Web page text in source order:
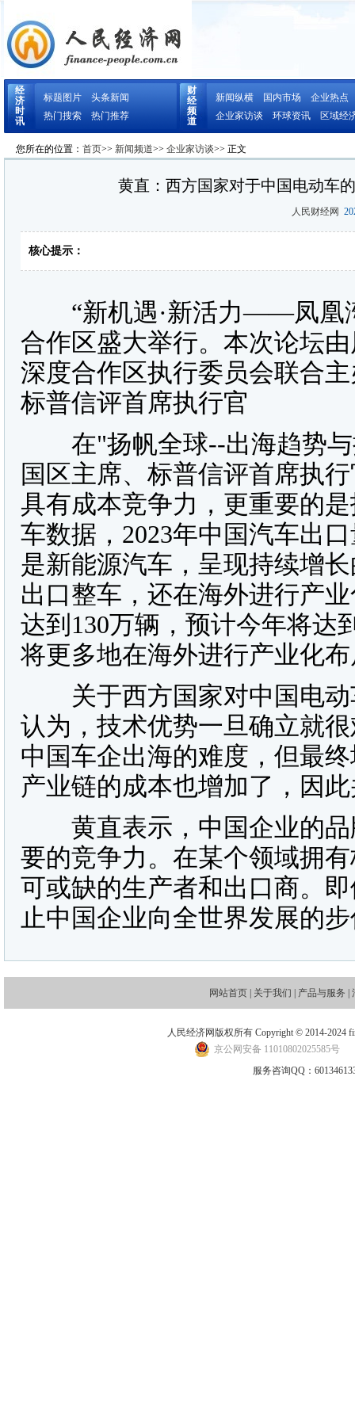
经
济
时
讯
标题图片
头条新闻
热门搜索
热门推荐
财
经
频
道
新闻纵横 国内市场
企业热点
企业家访谈
环球资讯 区域经
您所在的位置： 首页>> 新闻频道>> 企业家访谈>> 正文
黄直：西方国家对于中国电动车
人民财经网
核心提示：
“新机遇·新活力——凤凰湾
合作区盛大举行。本次论坛
深度合作区执行委员会联合
标普信评首席执行官
在"扬帆全球--出海趋势与
国区主席、标普信评首席执
具有成本竞争力，更重要的
车数据，2023年中国汽车出
是新能源汽车，呈现持续增
出口整车，还在海外进行产
达到130万辆，预计今年将达
将更多地在海外进行产业化
关于西方国家对中国电动
认为，技术优势一旦确立就
中国车企出海的难度，但最
产业链的成本也增加了，因
黄直表示，中国企业的品
要的竞争力。在某个领域拥
可或缺的生产者和出口商。
止中国企业向全世界发展的
网站首页 关于我们 产品与服务
人民经济网版权所有 Copyright © 2014-2024
京公网安备 11010802025585号
服务咨询QQ：